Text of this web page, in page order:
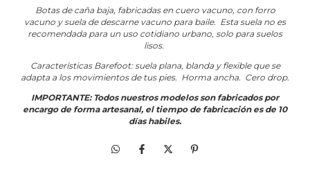
Botas de caña baja, fabricadas en cuero vacuno, con forro
vacuno y suela de descarne vacuno para baile. Esta suela no es
recomendada para un uso cotidiano urbano, solo para suelos
lisos.
Características Barefoot: suela plana, blanda y flexible que se
adapta a los movimientos de tus pies. Horma ancha. Cero drop.
IMPORTANTE: Todos nuestros modelos son fabricados por
encargo de forma artesanal, el tiempo de fabricación es de 10
días habiles.